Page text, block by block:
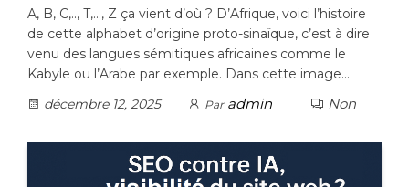
A, B, C,.., T,…, Z ça vient d’où ? D’Afrique, voici l’histoire
de cette alphabet d’origine proto-sinaïque, c’est à dire
venu des langues sémitiques africaines comme le
Kabyle ou l’Arabe par exemple. Dans cette image…
décembre 12, 2025
Par admin Non